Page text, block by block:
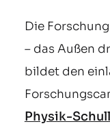
Die
– das Außen
bildet den
Physik-